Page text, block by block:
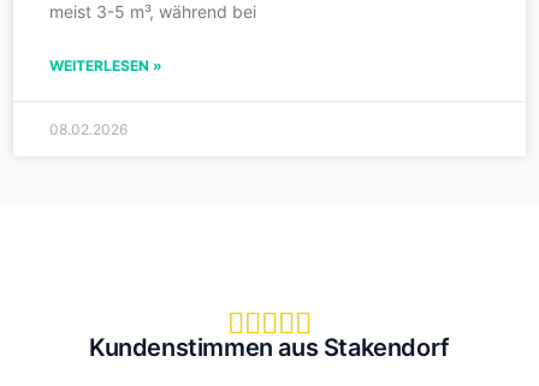
meist 3-5 m³, während bei
WEITERLESEN »
08.02.2026
    
Kundenstimmen aus Stakendorf